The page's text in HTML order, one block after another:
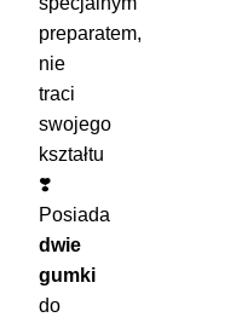
preparatem,
nie
traci
swojego
kształtu
❣️
Posiada
dwie
gumki
do